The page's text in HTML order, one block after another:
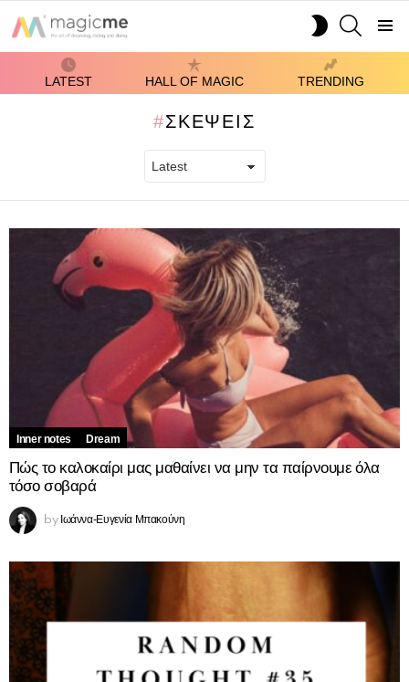
SWITCH
LATEST HALL OF MAGIC TRENDING
ΣΚΈΨΕΙΣ
LATEST
STORIES
Inner notes Dream
Πώς το καλοκαίρι μας μαθαίνει να μην τα παίρνουμε όλα
τόσο σοβαρά
by Ιωάννα-Ευγενία Μπακούνη